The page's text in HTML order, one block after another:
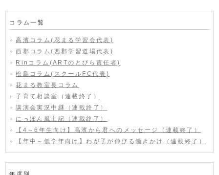
コラム一覧
高濱コラム(花まる学習会代表)
西郡コラム(西郡学習道場代表)
Rinコラム(ARTのとびら責任者)
松島コラム(スクールFC代表)
花まる教室長コラム
子育て相談室（連載終了）
講演会実況中継（連載終了）
にっぽん風土記（連載終了）
【4～6年生向け】高濱から君へのメッセージ（連載終了）
【年中～低学年向け】わが子が伸びる働きかけ（連載終了）